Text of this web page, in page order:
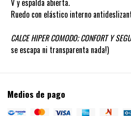
V y espalda abierta.
Ruedo con elástico interno
CALCE HIPER COMODO; CONFORT Y
se escapa ni transparenta nada!)
Medios de pago